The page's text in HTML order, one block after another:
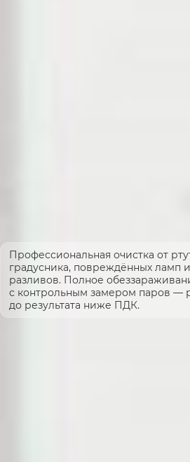
Профессиональная очистка от
градусника, повреждённых ламп
разливов. Полное
с контрольным замером паров —
до результата ниже ПДК.